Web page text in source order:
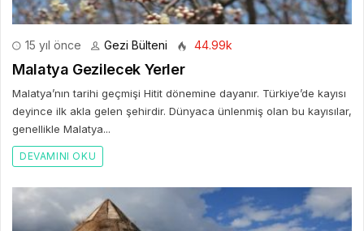
15 yıl önce Gezi Bülteni 44.99k
Malatya Gezilecek Yerler
Malatya’nın tarihi geçmişi Hitit dönemine dayanır. Türkiye’de kayısı
deyince ilk akla gelen şehirdir. Dünyaca ünlenmiş olan bu kayısılar,
genellikle Malatya...
DEVAMINI OKU